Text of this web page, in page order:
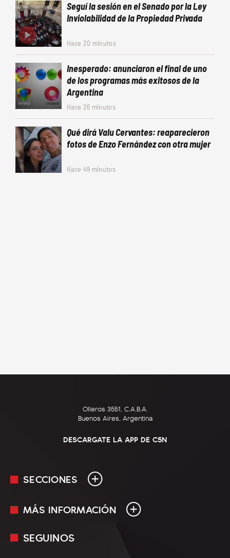
Seguí la sesión en el Senado por la Ley
Inviolabilidad de la Propiedad Privada
Hace 20 minutos
Inesperado: anunciaron el final de uno
de los programas más exitosos de la
Argentina
Hace 26 minutos
Qué dirá Valu Cervantes: reaparecieron
fotos de Enzo Fernández con otra mujer
Hace 49 minutos
Olleros 3551, C.A.B.A.
Buenos Aires, Argentina
DESCARGATE LA APP DE C5N
SECCIONES
En Vivo
MÁS INFORMACIÓN
Mediakit
SEGUINOS